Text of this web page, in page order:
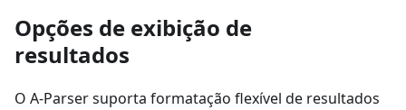
Opções de exibição de
resultados
O A-Parser suporta formatação flexível de resultados